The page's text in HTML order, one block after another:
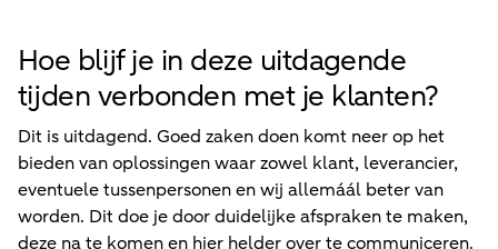
Hoe blijf je in deze uitdagende
tijden verbonden met je klanten?
Dit is uitdagend. Goed zaken doen komt neer op het
bieden van oplossingen waar zowel klant, leverancier,
eventuele tussenpersonen en wij allemáál beter van
worden. Dit doe je door duidelijke afspraken te maken,
deze na te komen en hier helder over te communiceren.